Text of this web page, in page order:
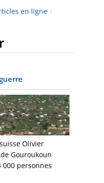
en ligne /
Olivier
Gouroukoun
000 personnes